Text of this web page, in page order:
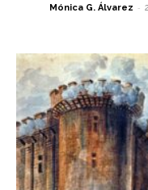
Mónica G. Álvarez -